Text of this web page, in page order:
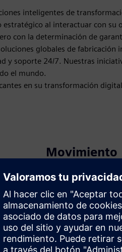
inteligentes de
al interactuar con su
con la determinación de
globales de
y soporte 24/7. Nuestras
el mundo.
en su transformación
Movimiento
Build
Xcelerator mediante
crea una nueva
integración del
producto propio